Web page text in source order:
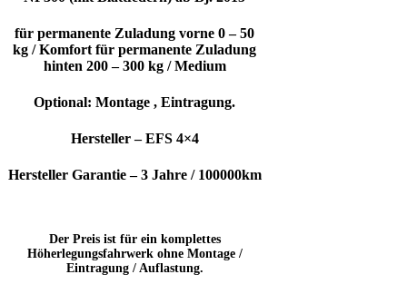
für permanente Zuladung vorne 0 – 50
kg / Komfort für permanente Zuladung
hinten 200 – 300 kg / Medium
Optional: Montage , Eintragung.
Hersteller – EFS 4×4
Hersteller Garantie – 3 Jahre / 100000km
Der Preis ist für ein komplettes
Höherlegungsfahrwerk ohne Montage /
Eintragung / Auflastung.